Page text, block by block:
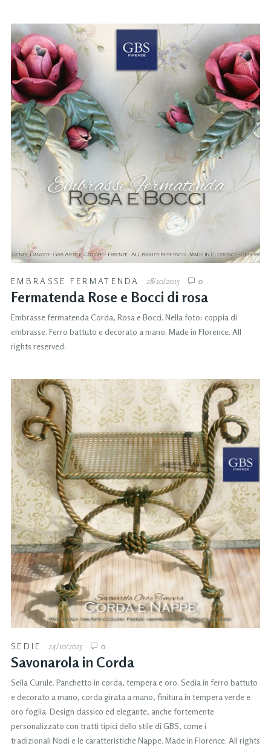
EMBRASSE FERMATENDA 28/10/2015 0
Fermatenda Rose e Bocci di rosa
Embrasse fermatenda Corda, Rosa e Bocci. Nella foto: coppia di
embrasse. Ferro battuto e decorato a mano. Made in Florence. All
rights reserved.
SEDIE 24/10/2015 0
Savonarola in Corda
Sella Curule. Panchetto in corda, tempera e oro. Sedia in ferro battuto
e decorato a mano, corda girata a mano, finitura in tempera verde e
oro foglia. Design classico ed elegante, anche fortemente
personalizzato con tratti tipici dello stile di GBS, come i
tradizionali Nodi e le caratteristiche Nappe. Made in Florence. All rights